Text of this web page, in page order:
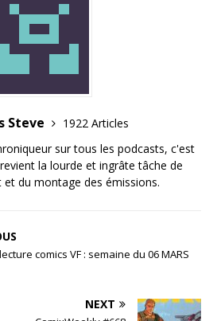
Steve
1922 Articles
sur tous les podcasts, c'est
la lourde et ingrâte tâche de
du montage des émissions.
comics VF : semaine du 06 MARS
NEXT